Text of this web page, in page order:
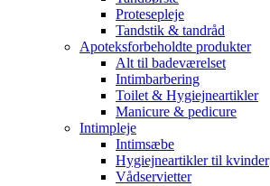
Protesepleje
Tandstik & tandråd
Apoteksforbeholdte produkter
Alt til badeværelset
Intimbarbering
Toilet & Hygiejneartikler
Manicure & pedicure
Intimpleje
Intimsæbe
Hygiejneartikler til kvinder
Vådservietter